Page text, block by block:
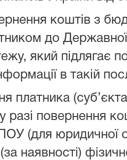
коштів з
до Державної
який підлягає
в такій
платника
разі повернення
(для юридичної
наявності)